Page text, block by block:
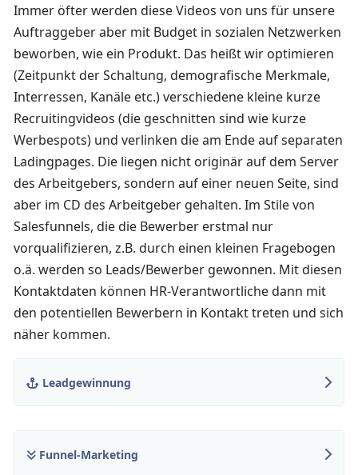
Immer öfter werden diese Videos von uns für unsere
Auftraggeber aber mit Budget in sozialen Netzwerken
beworben, wie ein Produkt. Das heißt wir optimieren
(Zeitpunkt der Schaltung, demografische Merkmale,
Interressen, Kanäle etc.) verschiedene kleine kurze
Recruitingvideos (die geschnitten sind wie kurze
Werbespots) und verlinken die am Ende auf separaten
Ladingpages. Die liegen nicht originär auf dem Server
des Arbeitgebers, sondern auf einer neuen Seite, sind
aber im CD des Arbeitgeber gehalten. Im Stile von
Salesfunnels, die die Bewerber erstmal nur
vorqualifizieren, z.B. durch einen kleinen Fragebogen
o.ä. werden so Leads/Bewerber gewonnen. Mit diesen
Kontaktdaten können HR-Verantwortliche dann mit
den potentiellen Bewerbern in Kontakt treten und sich
näher kommen.
Leadgewinnung
Funnel-Marketing